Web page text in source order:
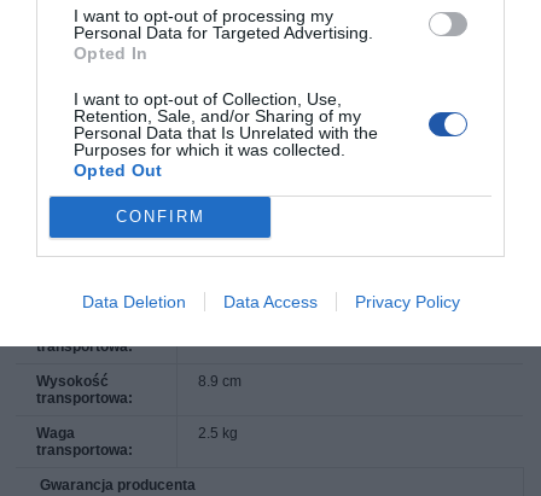
I want to opt-out of processing my
Personal Data for Targeted Advertising.
Opted In
I want to opt-out of Collection, Use,
Retention, Sale, and/or Sharing of my
Personal Data that Is Unrelated with the
Purposes for which it was collected.
Opted Out
CONFIRM
Data Deletion Data Access Privacy Policy
Lokalizacja: Europa
Wymiary i waga
Szerokość: 26.7 cm
Głębokość: 16.2 cm
Wysokość:
1.65 kg
Wielkość i waga (ładunek)
transportowa:
transportowa:
Wysokość
transportowa:
8.9 cm
Waga
transportowa:
2.5 kg
Gwarancja producenta